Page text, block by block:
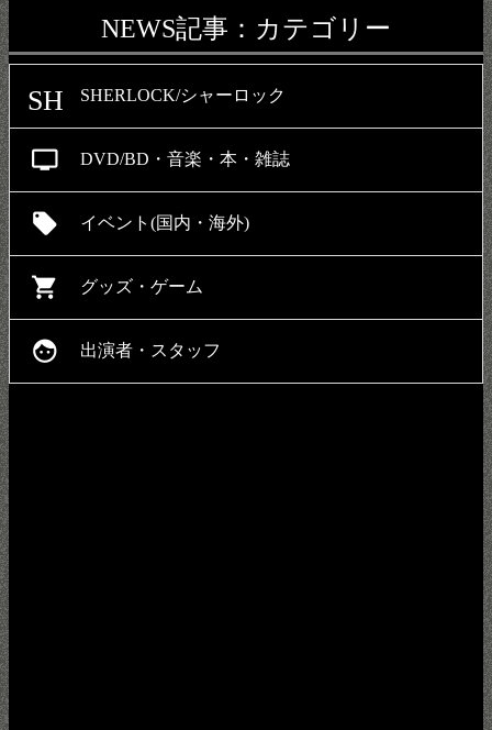
NEWS記事：カテゴリー
SH SHERLOCK/シャーロック
personal_video DVD/BD・音楽・本・雑誌
local_offer イベント(国内・海外)
shopping_cart グッズ・ゲーム
face 出演者・スタッフ